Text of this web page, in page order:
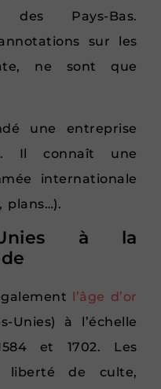
Pays-Bas.
sur les
ne sont que
une entreprise
Il connaît une
internationale
plans…).
Unies à la
l’âge d’or
Unies) à l’échelle
et 1702. Les
liberté de culte,